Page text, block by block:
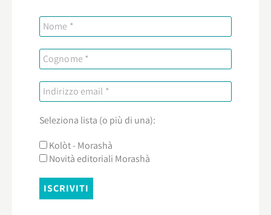
Seleziona lista (o più di una):
Kolòt - Morashà
Novità editoriali Morashà